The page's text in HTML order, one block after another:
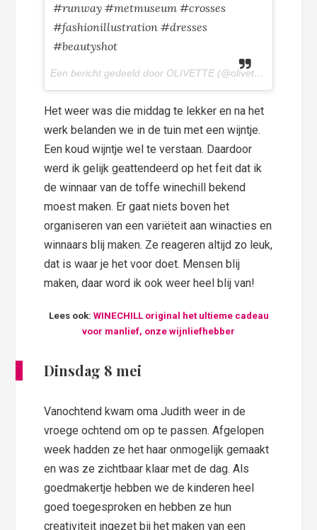
#runway #metmuseum #crosses
#fashionillustration #dresses
#beautyshot
Een bericht gedeeld door OLIVETTE (@olivettepuntnl) op
Het weer was die middag te lekker en na het
werk belanden we in de tuin met een wijntje.
Een koud wijntje wel te verstaan. Daardoor
werd ik gelijk geattendeerd op het feit dat ik
de winnaar van de toffe winechill bekend
moest maken. Er gaat niets boven het
organiseren van een variëteit aan winacties en
winnaars blij maken. Ze reageren altijd zo leuk,
dat is waar je het voor doet. Mensen blij
maken, daar word ik ook weer heel blij van!
Lees ook: WINECHILL original het ultieme cadeau
voor manlief, onze wijnliefhebber
Dinsdag 8 mei
Vanochtend kwam oma Judith weer in de
vroege ochtend om op te passen. Afgelopen
week hadden ze het haar onmogelijk gemaakt
en was ze zichtbaar klaar met de dag. Als
goedmakertje hebben we de kinderen heel
goed toegesproken en hebben ze hun
creativiteit ingezet bij het maken van een